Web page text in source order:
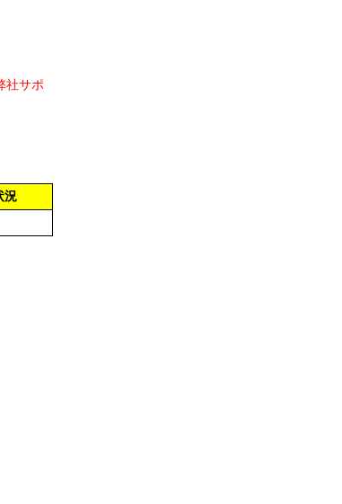
社サポ
況